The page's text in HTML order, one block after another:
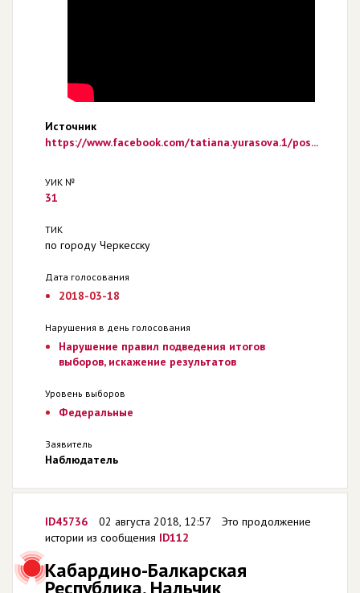
Источник
https://www.facebook.com/tatiana.yurasova.1/pos...
УИК №
31
ТИК
по городу Черкесску
Дата голосования
2018-03-18
Нарушения в день голосования
Нарушение правил подведения итогов
выборов, искажение результатов
Уровень выборов
Федеральные
Заявитель
Наблюдатель
ID45736 02 августа 2018, 12:57
Это продолжение
истории из сообщения ID112
Кабардино-Балкарская
Республика, Нальчик